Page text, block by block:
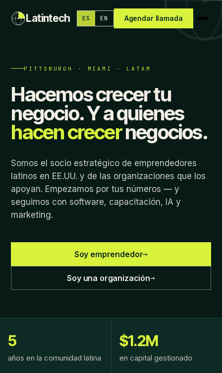
Latintech ES EN Agendar llamada
PITTSBURGH · MIAMI · LATAM
Hacemos crecer tu
negocio. Y a quienes
hacen crecernegocios.
Somos el socio estratégico de emprendedores
latinos en EE.UU. y de las organizaciones que los
apoyan. Empezamos por tus números — y
seguimos con software, capacitación, IA y
marketing.
Soy emprendedor→
Soy una organización→
5
años en la comunidad latina
$1.2M
en capital gestionado